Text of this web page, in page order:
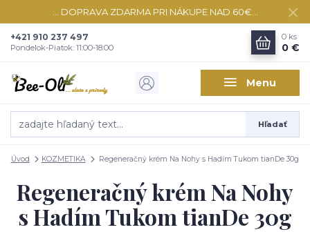
... DOPRAVA ZDARMA PRI NÁKUPE NAD 60€...
Menu
Hľadať
+421 910 237 497
Pondelok-Piatok: 11:00-18:00
0 ks
0 €
Úvod KOZMETIKA Regeneračný krém Na Nohy s Hadím Tukom tianDe 30g
Regeneračný krém Na Nohy
s Hadím Tukom tianDe 30g